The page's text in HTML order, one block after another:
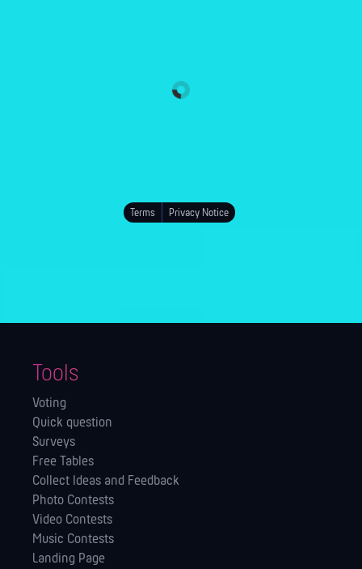
Terms Privacy Notice
Tools
Voting
Quick question
Surveys
Free Tables
Collect Ideas and Feedback
Photo Contests
Video Contests
Music Contests
Landing Page